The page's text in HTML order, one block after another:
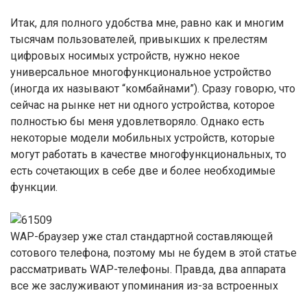
Итак, для полного удобства мне, равно как и многим
тысячам пользователей, привыкших к прелестям
цифровых носимых устройств, нужно некое
универсальное многофункциональное устройство
(иногда их называют “комбайнами”). Сразу говорю, что
сейчас на рынке нет ни одного устройства, которое
полностью бы меня удовлетворяло. Однако есть
некоторые модели мобильных устройств, которые
могут работать в качестве многофункциональных, то
есть сочетающих в себе две и более необходимые
функции.
WAP-браузер уже стал стандартной составляющей
сотового телефона, поэтому мы не будем в этой статье
рассматривать WAP-телефоны. Правда, два аппарата
все же заслуживают упоминания из-за встроенных